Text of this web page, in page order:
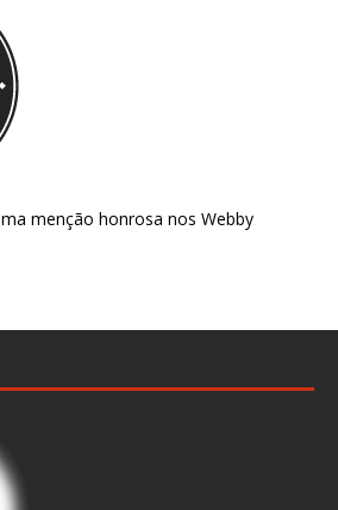
menção honrosa nos Webby